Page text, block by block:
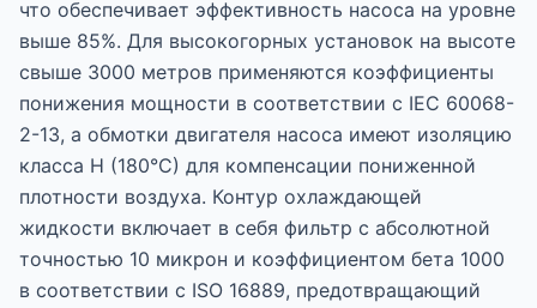
что обеспечивает эффективность насоса на уровне
выше 85%. Для высокогорных установок на высоте
свыше 3000 метров применяются коэффициенты
понижения мощности в соответствии с IEC 60068-
2-13, а обмотки двигателя насоса имеют изоляцию
класса H (180°C) для компенсации пониженной
плотности воздуха. Контур охлаждающей
жидкости включает в себя фильтр с абсолютной
точностью 10 микрон и коэффициентом бета 1000
в соответствии с ISO 16889, предотвращающий